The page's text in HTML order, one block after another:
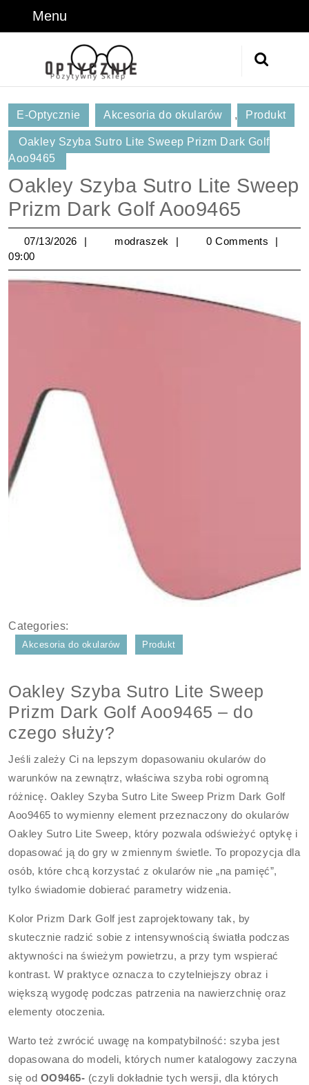
Menu
E-Optycznie Akcesoria do okularów , Produkt
Oakley Szyba Sutro Lite Sweep Prizm Dark Golf
Aoo9465
Oakley Szyba Sutro Lite Sweep
Prizm Dark Golf Aoo9465
07/13/2026 07/13/2026
modraszek modraszek
0 Comments
09:00
Categories:
Akcesoria do okularów Produkt
Oakley Szyba Sutro Lite Sweep
Prizm Dark Golf Aoo9465 – do
czego służy?
Jeśli zależy Ci na lepszym dopasowaniu okularów do
warunków na zewnątrz, właściwa szyba robi ogromną
różnicę. Oakley Szyba Sutro Lite Sweep Prizm Dark Golf
Aoo9465 to wymienny element przeznaczony do okularów
Oakley Sutro Lite Sweep, który pozwala odświeżyć optykę i
dopasować ją do gry w zmiennym świetle. To propozycja dla
osób, które chcą korzystać z okularów nie „na pamięć”,
tylko świadomie dobierać parametry widzenia.
Kolor Prizm Dark Golf jest zaprojektowany tak, by
skutecznie radzić sobie z intensywnością światła podczas
aktywności na świeżym powietrzu, a przy tym wspierać
kontrast. W praktyce oznacza to czytelniejszy obraz i
większą wygodę podczas patrzenia na nawierzchnię oraz
elementy otoczenia.
Warto też zwrócić uwagę na kompatybilność: szyba jest
dopasowana do modeli, których numer katalogowy zaczyna
się od OO9465- (czyli dokładnie tych wersji, dla których